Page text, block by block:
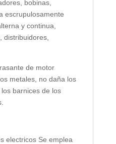
bobinas,
escrupulosamente
y continua,
distribuidores,
de motor
metales, no daña los
barnices de los
electricos Se emplea